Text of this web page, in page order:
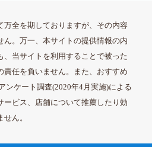
万全を期しておりますが、その内容
ん。万一、本サイトの提供情報の内
、当サイトを利用することで被った
責任を負いません。また、おすすめ
ンケート調査(2020年4月実施)による
ービス、店舗について推薦したり効
ん。